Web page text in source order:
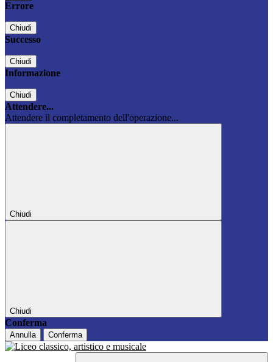
Errore
Chiudi
Successo
Chiudi
Informazione
Chiudi
Attendere...
Attendere il completamento dell'operazione...
Chiudi
Chiudi
Conferma
Annulla Conferma